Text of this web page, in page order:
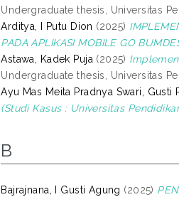
Undergraduate thesis, Universitas
Arditya, I Putu Dion (2025)
PADA APLIKASI MOBILE GO
Astawa, Kadek Puja (2025)
Undergraduate thesis, Universitas
Ayu Mas Meita Pradnya Swari, Gusti
(Studi Kasus : Universitas
B
Bajrajnana, I Gusti Agung (2025)